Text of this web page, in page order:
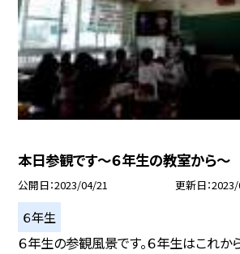
本日参観です〜６年生の教室から〜
公開日 2023/04/21 更新日
６年生
６年生の参観風景です。６年生はこれ